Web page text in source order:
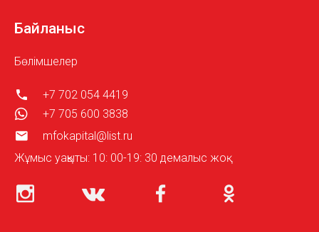
Байланыс
Бөлімшелер
+7 702 054 4419
+7 705 600 3838
mfokapital@list.ru
Жұмыс уақыты: 10: 00-19: 30 демалыс жоқ